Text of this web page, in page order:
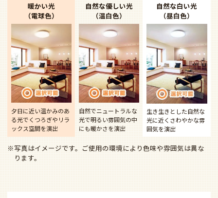
暖かい光
（電球色）
夕日に近い温かみのあ
る光でくつろぎやリラ
ックス空間を演出
自然な優しい光
（温白色）
自然でニュートラルな
光で明るい雰囲気の中
にも暖かさを演出
自然な白い光
（昼白色）
生き生きとした自然な
光に近く さわやかな雰
囲気を演出
※写真はイメージです。ご使用の環境により色味や雰囲気は異な
ります。